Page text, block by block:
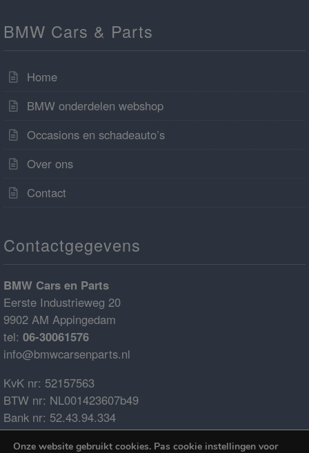
BMW Cars & Parts
Home
BMW onderdelen webshop
Occasions en schadeauto’s
Over ons
Contact
Contactgegevens
BMW Cars en Parts
Eerste Industrieweg 20
9902 AM Appingedam
tel: 06-30061576
info@bmwcarsenparts.nl
KvK nr: 52157563
BTW nr: NL001423607b49
Bank nr: 52.43.94.334
IBAN: NL68ABNA0524394334
Onze website gebruikt cookies. Pas cookie instellingen voor